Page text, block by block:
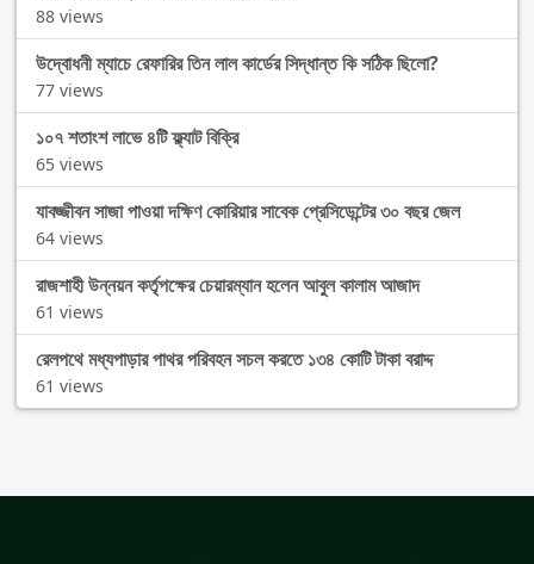
88 views
উদ্বোধনী ম্যাচে রেফারির তিন লাল কার্ডের সিদ্ধান্ত কি সঠিক ছিলো?
77 views
১০৭ শতাংশ লাভে ৪টি ফ্ল্যাট বিক্রি
65 views
যাবজ্জীবন সাজা পাওয়া দক্ষিণ কোরিয়ার সাবেক প্রেসিডেন্টের ৩০ বছর জেল
64 views
রাজশাহী উন্নয়ন কর্তৃপক্ষের চেয়ারম্যান হলেন আবুল কালাম আজাদ
61 views
রেলপথে মধ্যপাড়ার পাথর পরিবহন সচল করতে ১৩৪ কোটি টাকা বরাদ্দ
61 views